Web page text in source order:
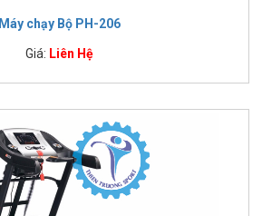
Máy chạy Bộ PH-206
Giá: Liên Hệ